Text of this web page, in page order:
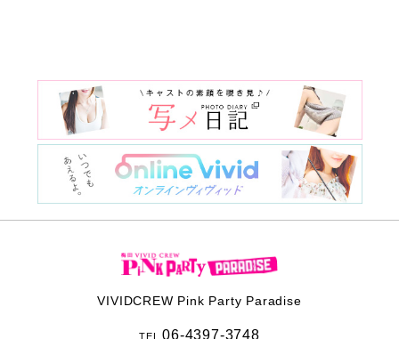
VIVIDCREW Pink Party Paradise
TEL06-4397-3748